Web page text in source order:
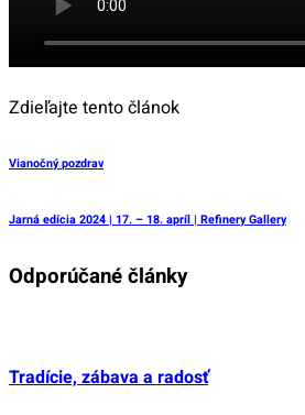
Zdieľajte tento článok
Vianočný pozdrav
Jarná edícia 2024 | 17. – 18. apríl | Refinery Gallery
Odporúčané články
Tradície, zábava a radosť